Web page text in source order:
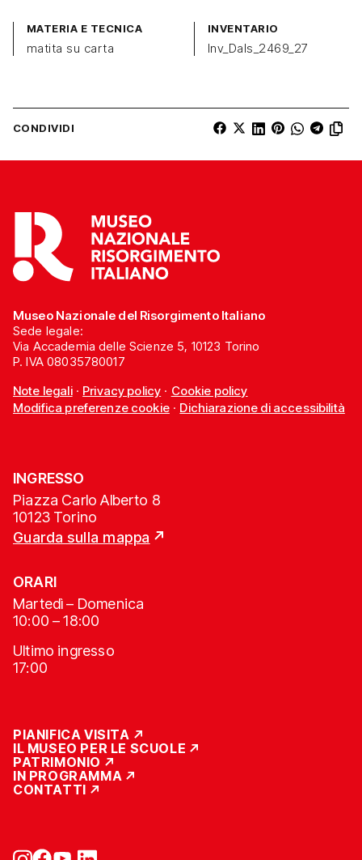
MATERIA E TECNICA
matita su carta
INVENTARIO
Inv_Dals_2469_27
CONDIVIDI
Museo Nazionale del Risorgimento Italiano
Sede legale:
Via Accademia delle Scienze 5, 10123 Torino
P. IVA 08035780017
Note legali· Privacy policy · Cookie policy
Modifica preferenze cookie· Dichiarazione di accessibilità
INGRESSO
Piazza Carlo Alberto 8
10123 Torino
Guarda sulla mappa
ORARI
Martedì – Domenica
10:00 – 18:00
Ultimo ingresso
17:00
PIANIFICA VISITA
IL MUSEO PER LE SCUOLE
PATRIMONIO
IN PROGRAMMA
CONTATTI